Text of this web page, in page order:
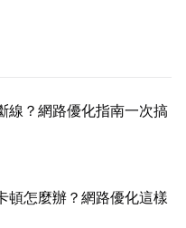
線？網路優化指南一次搞
頓怎麼辦？網路優化這樣